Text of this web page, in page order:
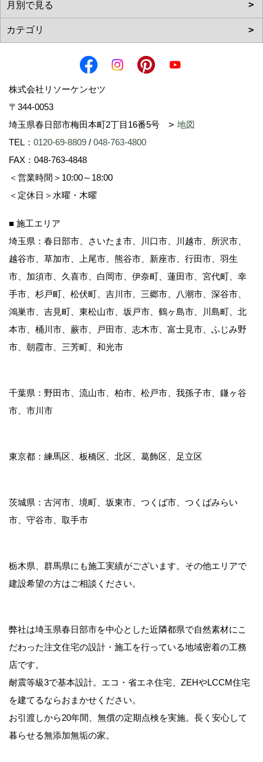
株式会社リソーケンセツ
〒344-0053
埼玉県春日部市梅田本町2丁目16番5号
地図
TEL： 0120-69-8809 / 048-763-4800
FAX：048-763-4848
＜営業時間＞10:00～18:00
＜定休日＞水曜・木曜
■ 施工エリア
埼玉県：春日部市、さいたま市、川口市、川越市、所沢市、
越谷市、草加市、上尾市、熊谷市、新座市、行田市、羽生
市、加須市、久喜市、白岡市、伊奈町、蓮田市、宮代町、幸
手市、杉戸町、松伏町、吉川市、三郷市、八潮市、深谷市、
鴻巣市、吉見町、東松山市、坂戸市、鶴ヶ島市、川島町、北
本市、桶川市、蕨市、戸田市、志木市、富士見市、ふじみ野
市、朝霞市、三芳町、和光市
千葉県：野田市、流山市、柏市、松戸市、我孫子市、鎌ヶ谷
市、市川市
東京都：練馬区、板橋区、北区、葛飾区、足立区
茨城県：古河市、境町、坂東市、つくば市、つくばみらい
市、守谷市、取手市
栃木県、群馬県にも施工実績がございます。その他エリアで
建設希望の方はご相談ください。
弊社は埼玉県春日部市を中心とした近隣都県で自然素材にこ
だわった注文住宅の設計・施工を行っている地域密着の工務
店です。
耐震等級3で基本設計。エコ・省エネ住宅、ZEHやLCCM住宅
を建てるならおまかせください。
お引渡しから20年間、無償の定期点検を実施。長く安心して
暮らせる無添加無垢の家。